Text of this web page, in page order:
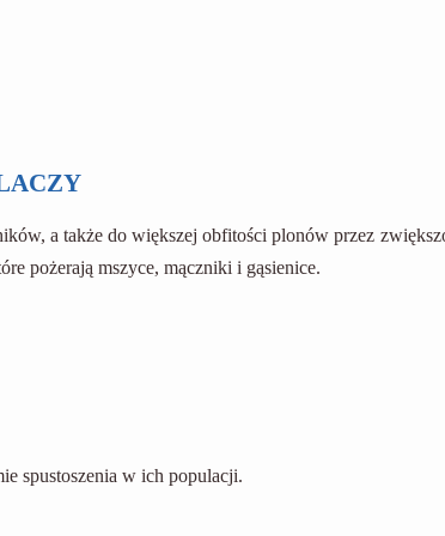
a także do większej obfitości plonów przez
pożerają mszyce, mączniki i gąsienice.
spustoszenia w ich populacji.